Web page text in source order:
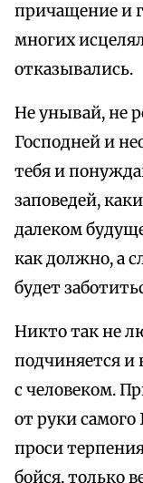
причащение и
многих
отказывались.
Не унывай, не
Господней и
тебя и
заповедей,
далеком
как должно, а
будет
Никто так не
подчиняется и
с человеком.
от руки самого
проси
бойся, только